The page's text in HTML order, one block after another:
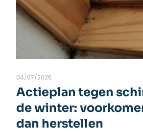
04/07/2026
Actieplan tegen
de winter:
dan herstellen